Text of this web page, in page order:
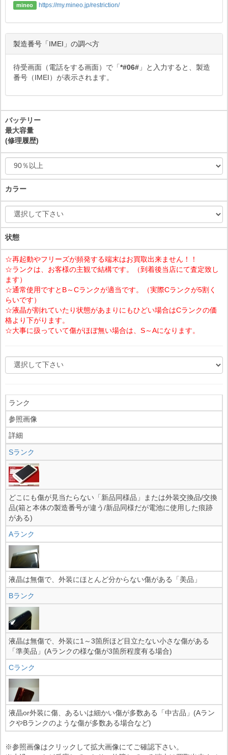
mineo https://my.mineo.jp/restriction/
製造番号「IMEI」の調べ方
待受画面（電話をする画面）で「*#06# 」と入力すると、製造
番号（IMEI）が表示されます。
バッテリー
最大容量
(修理履歴)
カラー
状態
☆再起動やフリーズが頻発する端末はお買取出来ません！！
☆ランクは、お客様の主観で結構です。（到着後当店にて査定致し
ます）
☆通常使用ですとB～Cランクが適当です。（実際Cランクが5割く
らいです）
☆液晶が割れていたり状態があまりにもひどい場合はCランクの価
格より下がります。
☆大事に扱っていて傷がほぼ無い場合は、S～Aになります。
ランク
参照画像
詳細
Sランク
どこにも傷が見当たらない「新品同様品」または外装交換品/交換
品(箱と本体の製造番号が違う/新品同様だが電池に使用した痕跡
がある)
Aランク
液晶は無傷で、外装にほとんど分からない傷がある「美品」
Bランク
液晶は無傷で、外装に1～3箇所ほど目立たない小さな傷がある
「準美品」(Aランクの様な傷が3箇所程度有る場合)
Cランク
液晶or外装に傷、あるいは細かい傷が多数ある「中古品」(Aラン
クやBランクのような傷が多数ある場合など)
※参照画像はクリックして拡大画像にてご確認下さい。